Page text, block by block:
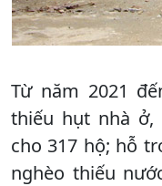
Từ năm 2021
thiếu hụt nhà ở,
cho 317 hộ; hỗ
nghèo thiếu